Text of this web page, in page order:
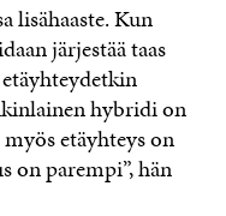
lisähaaste. Kun
järjestää taas
hybridi on
etäyhteys on
on parempi”, hän